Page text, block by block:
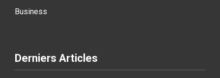
Business
Derniers Articles